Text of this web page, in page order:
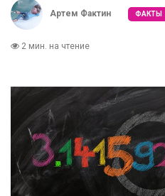
Артем Фактин ФАКТЫ
2 мин. на чтение